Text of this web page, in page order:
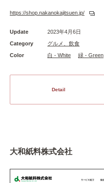
https://shop.nakanokajitsuen.jp/
Update
2023年4月6日
Category
グルメ、飲食
Color
白 - White 緑 - Green
Detail
大和紙料株式会社